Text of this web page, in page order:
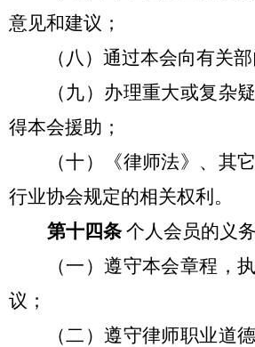
意见和建议；
（八）通过本会向有关
（九）办理重大或复杂
得本会援助；
（十）《律师法》、其
行业协会规定的相关权利。
第十四条 个人会员的义务
（一）遵守本会章程，
议；
（二）遵守律师职业道